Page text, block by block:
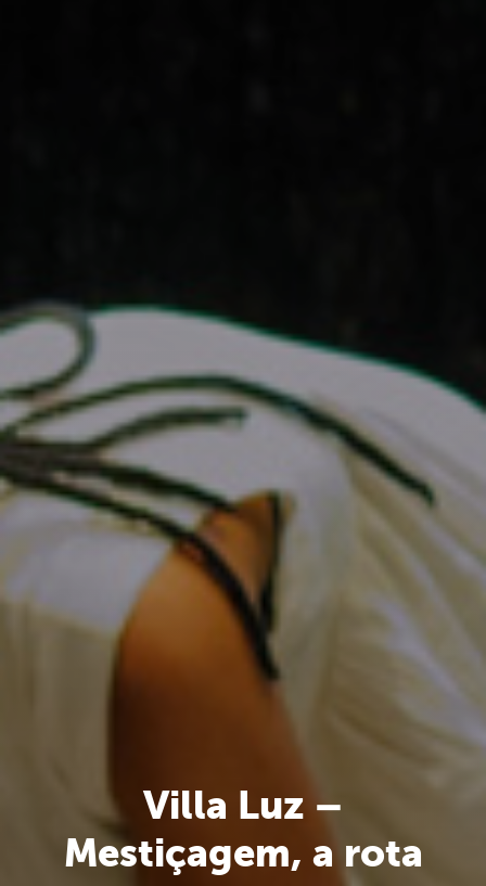
Villa Luz –
Mestiçagem, a rota